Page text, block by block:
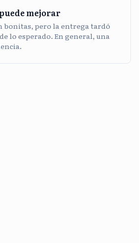
mejorar
bonitas, pero la entrega tardó
lo esperado. En general, una